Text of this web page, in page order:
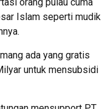
Islam seperti mudik
ada yang gratis
untuk mensubsidi